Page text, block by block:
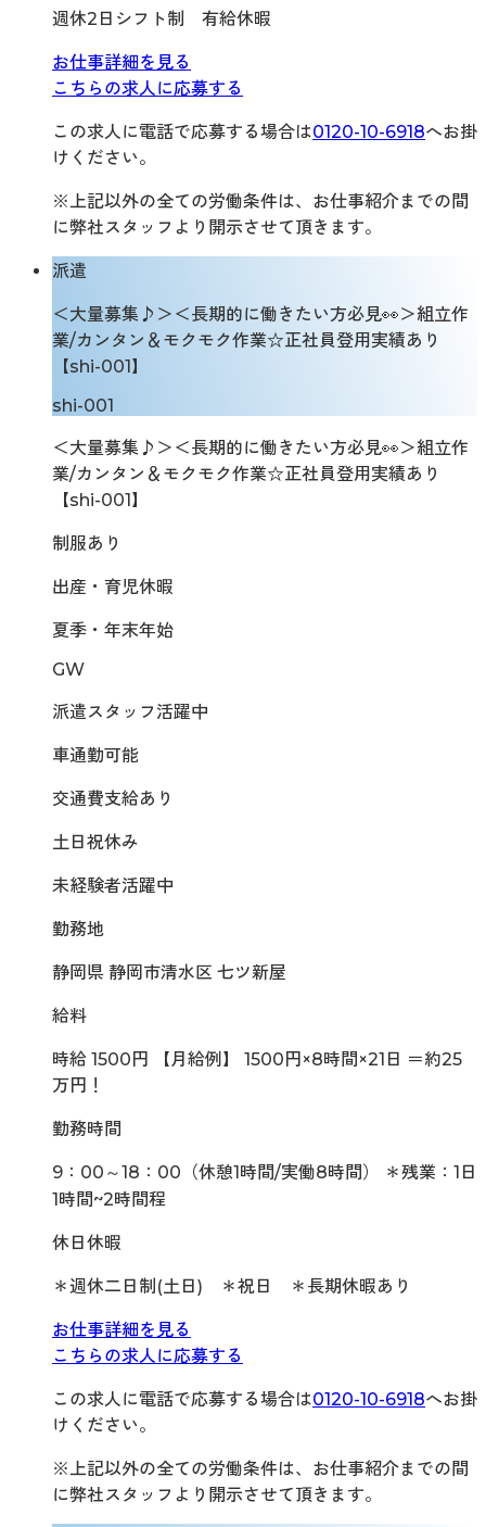
週休2日シフト制 有給休暇
お仕事詳細を見る
こちらの求人に応募する
この求人に電話で応募する場合は0120-10-6918へお掛
けください。
※上記以外の全ての労働条件は、お仕事紹介までの間
に弊社スタッフより開示させて頂きます。
派遣
＜大量募集♪＞＜長期的に働きたい方必見👀＞組立作
業/カンタン＆モクモク作業☆正社員登用実績あり
【shi-001】
shi-001
＜大量募集♪＞＜長期的に働きたい方必見👀＞組立作
業/カンタン＆モクモク作業☆正社員登用実績あり
【shi-001】
制服あり
出産・育児休暇
夏季・年末年始
GW
派遣スタッフ活躍中
車通勤可能
交通費支給あり
土日祝休み
未経験者活躍中
勤務地
静岡県 静岡市清水区 七ツ新屋
給料
時給 1500円 【月給例】 1500円×8時間×21日 ＝約25
万円！
勤務時間
9：00～18：00（休憩1時間/実働8時間） ＊残業：1日
1時間~2時間程
休日休暇
＊週休二日制(土日) ＊祝日 ＊長期休暇あり
お仕事詳細を見る
こちらの求人に応募する
この求人に電話で応募する場合は0120-10-6918へお掛
けください。
※上記以外の全ての労働条件は、お仕事紹介までの間
に弊社スタッフより開示させて頂きます。